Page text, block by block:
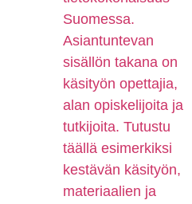
Suomessa.
Asiantuntevan
sisällön takana on
käsityön opettajia,
alan opiskelijoita ja
tutkijoita. Tutustu
täällä esimerkiksi
kestävän käsityön,
materiaalien ja